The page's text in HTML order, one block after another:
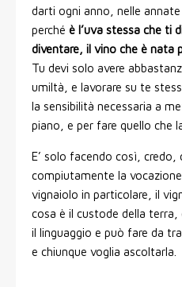
darti ogni anno, nelle
perché è l’uva stessa che ti
diventare, il vino che è nata
Tu devi solo avere
umiltà, e lavorare su te
la sensibilità necessaria a
piano, e per fare quello che
E’ solo facendo così, credo,
compiutamente la vocazione
vignaiolo in particolare, il
cosa è il custode della terra,
il linguaggio e può fare da
e chiunque voglia ascoltarla.